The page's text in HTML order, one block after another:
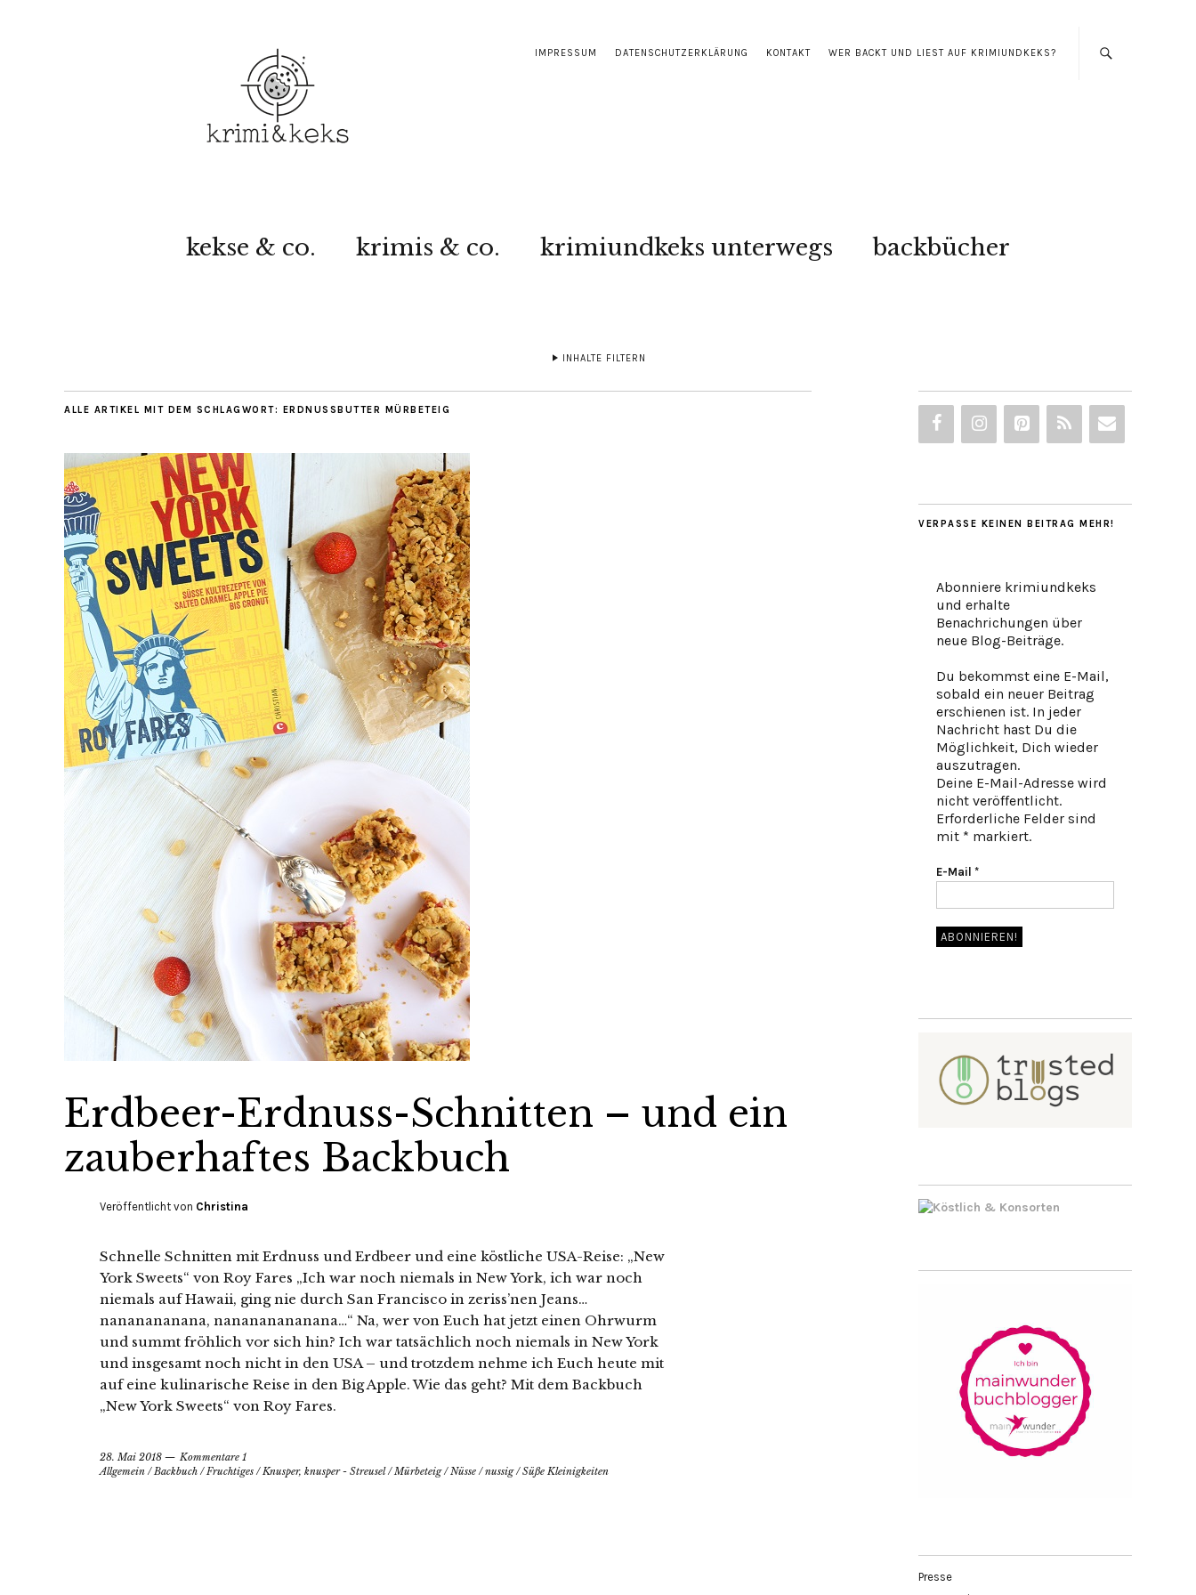
IMPRESSUM DATENSCHUTZERKLÄRUNG KONTAKT WER BACKT UND LIEST AUF KRIMIUNDKEKS?
kekse & co. krimis & co. krimiundkeks unterwegs backbücher
INHALTE FILTERN
ALLE ARTIKEL MIT DEM SCHLAGWORT: ERDNUSSBUTTER MÜRBETEIG
Erdbeer-Erdnuss-Schnitten – und ein
zauberhaftes Backbuch
Veröffentlicht von Christina
Schnelle Schnitten mit Erdnuss und Erdbeer und eine köstliche USA-Reise: „New
York Sweets“ von Roy Fares „Ich war noch niemals in New York, ich war noch
niemals auf Hawaii, ging nie durch San Francisco in zeriss’nen Jeans…
nananananana, nanananananana…“ Na, wer von Euch hat jetzt einen Ohrwurm
und summt fröhlich vor sich hin? Ich war tatsächlich noch niemals in New York
und insgesamt noch nicht in den USA – und trotzdem nehme ich Euch heute mit
auf eine kulinarische Reise in den Big Apple. Wie das geht? Mit dem Backbuch
„New York Sweets“ von Roy Fares.
28. Mai 2018
Kommentare 1
Allgemein /Backbuch /Fruchtiges /Knusper, knusper - Streusel/Mürbeteig/Nüsse /nussig/Süße Kleinigkeiten
VERPASSE KEINEN BEITRAG MEHR!
Abonniere krimiundkeks
und erhalte
Benachrichungen über
neue Blog-Beiträge.
Du bekommst eine E-Mail,
sobald ein neuer Beitrag
erschienen ist. In jeder
Nachricht hast Du die
Möglichkeit, Dich wieder
auszutragen.
Deine E-Mail-Adresse wird
nicht veröffentlicht.
Erforderliche Felder sind
mit * markiert.
E-Mail *
Presse